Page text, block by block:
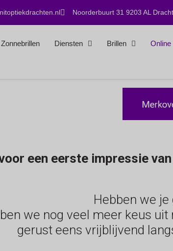
Noorderbuurt 31 9203 AL
Zonnebrillen Diensten Brillen Online